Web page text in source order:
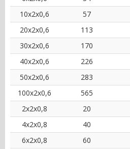
10x2x0,6
57
20x2x0,6
113
30x2x0,6
170
40x2x0,6
226
50x2x0,6
283
100x2x0,6
565
2x2x0,8
20
4x2x0,8
40
6x2x0,8
60